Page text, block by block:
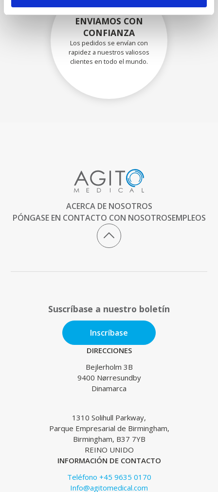
ENVIAMOS CON
CONFIANZA
Los pedidos se envían con
rapidez a nuestros valiosos
clientes en todo el mundo.
ACERCA DE NOSOTROS
PÓNGASE EN CONTACTO CON NOSOTROSEMPLEOS
Suscríbase a nuestro boletín
Inscríbase
DIRECCIONES
Bejlerholm 3B
9400 Nørresundby
Dinamarca
1310 Solihull Parkway,
Parque Empresarial de Birmingham,
Birmingham, B37 7YB
REINO UNIDO
INFORMACIÓN DE CONTACTO
Teléfono +45 9635 0170
Info@agitomedical.com